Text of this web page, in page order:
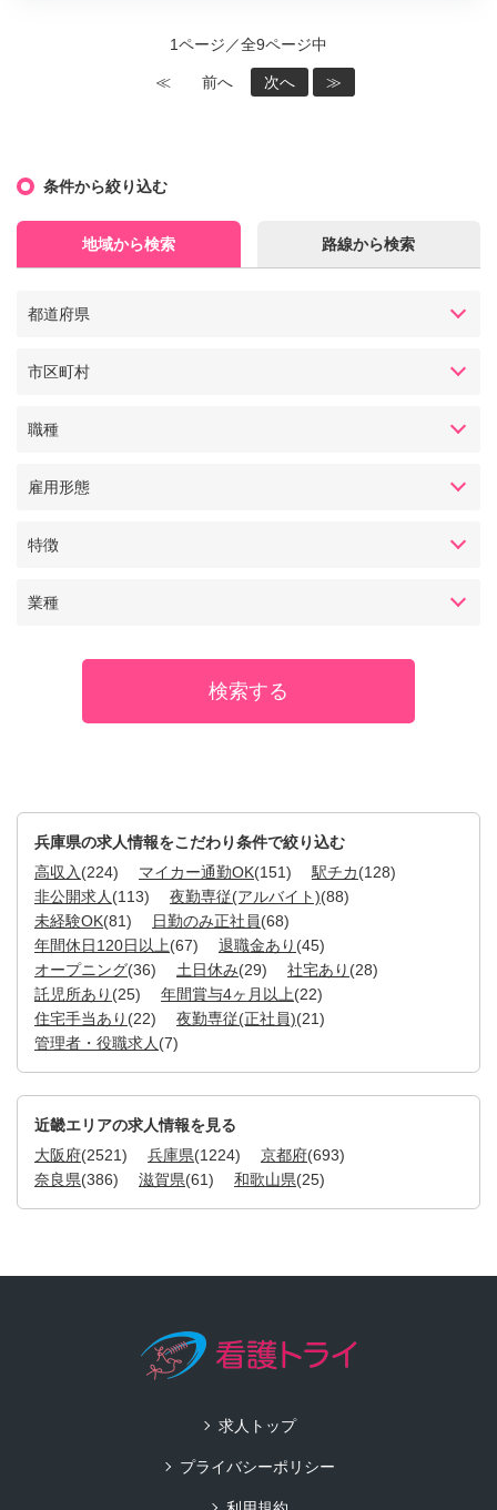
1ページ／全9ページ中
≪ 前へ 次へ ≫
条件から絞り込む
地域から検索 路線から検索
都道府県
市区町村
職種
雇用形態
特徴
業種
兵庫県の求人情報をこだわり条件で絞り込む
高収入 (224) マイカー通勤OK(151) 駅チカ(128)
非公開求人 (113) 夜勤専従(アルバイト)(88)
未経験OK(81) 日勤のみ正社員(68)
年間休日120日以上(67) 退職金あり (45)
オープニング(36) 土日休み(29) 社宅あり (28)
託児所あり (25) 年間賞与4ヶ月以上(22)
住宅手当あり (22) 夜勤専従(正社員)(21)
管理者・役職求人 (7)
近畿エリアの求人情報を見る
大阪府(2521) 兵庫県(1224) 京都府(693)
奈良県(386) 滋賀県(61) 和歌山県(25)
求人トップ
プライバシーポリシー